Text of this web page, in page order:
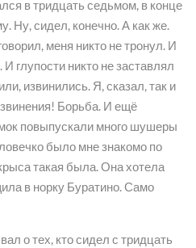
в тридцать седьмом, в конце
Ну, сидел, конечно. А как же.
меня никто не тронул. И
глупости никто не заставлял
извинились. Я, сказал, так и
Борьба. И ещё
повыпускали много шушеры
было мне знакомо по
такая была. Она хотела
в норку Буратино. Само
о тех, кто сидел с тридцать